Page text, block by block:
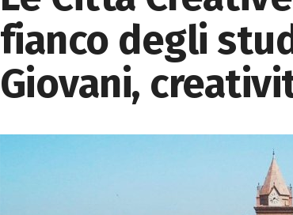
fianco degli
Giovani,